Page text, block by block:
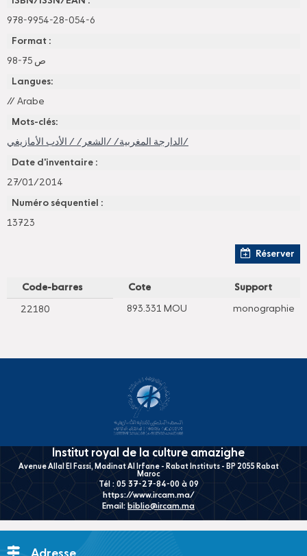
978-9954-28-054-6
Format :
98-75 ص
Langues:
// Arabe
Mots-clés:
الدارجة المغربية/ /الشعر/ / الأدب الأمازيغي/
Date d'inventaire :
27/01/2014
Numéro séquentiel :
13723
Réserver
Code-barres Cote Support
22180 893.331 MOU monographie
Institut royal de la culture amazighe
Avenue Allal El Fassi, Madinat Al Irfane - Rabat Instituts - BP 2055 Rabat
Maroc
Tél : 05 37-27-84-00 à 09
https://www.ircam.ma/
Email: biblio@ircam.ma